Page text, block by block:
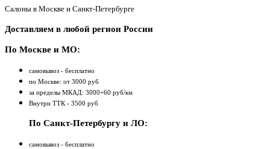
Салоны в Москве и Санкт-Петербурге
Доставляем в любой регион России
По Москве и МО:
самовывоз - бесплатно
по Москве: от 3000 руб
за пределы МКАД: 3000+60 руб/км
Внутри ТТК - 3500 руб
По Санкт-Петербургу и ЛО:
самовывоз - бесплатно